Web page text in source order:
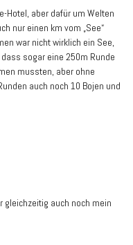
Hotel, aber dafür um Welten
nur einen km vom „See“
war nicht wirklich ein See,
sogar eine 250m Runde
mussten, aber ohne
auch noch 10 Bojen und
gleichzeitig auch noch mein